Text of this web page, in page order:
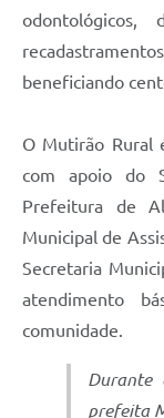
odontológicos,
beneficiando
O Mutirão Rural
com apoio do
Prefeitura de
Municipal de
Secretaria
atendimento
comunidade.
prefeita